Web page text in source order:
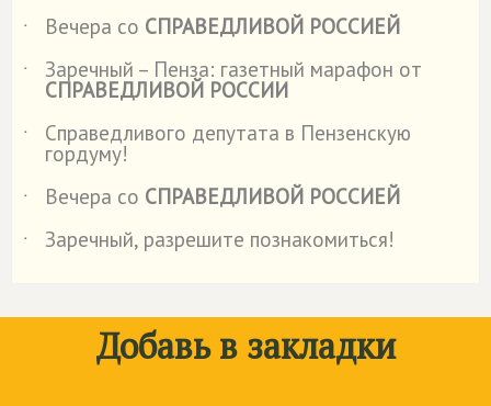
˙ Вечера со СПРАВЕДЛИВОЙ РОССИЕЙ
˙
Заречный – Пенза: газетный марафон от
СПРАВЕДЛИВОЙ РОССИИ
˙
Справедливого депутата в Пензенскую
гордуму!
˙
Вечера со СПРАВЕДЛИВОЙ РОССИЕЙ
˙
Заречный, разрешите познакомиться!
Добавь в закладки